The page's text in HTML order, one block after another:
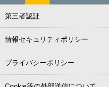
第三者認証
情報セキュリティポリシー
プライバシーポリシー